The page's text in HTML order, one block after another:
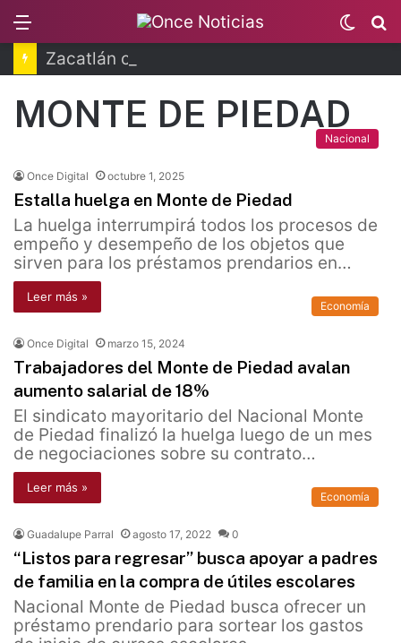
Switch
skin
MONTE DE PIEDAD
Nacional
Once Digital octubre 1, 2025
Estalla huelga en Monte de Piedad
La huelga interrumpirá todos los procesos de
empeño y desempeño de los objetos que
sirven para los préstamos prendarios en…
Leer más »
Economía
Once Digital marzo 15, 2024
Trabajadores del Monte de Piedad avalan
aumento salarial de 18%
El sindicato mayoritario del Nacional Monte
de Piedad finalizó la huelga luego de un mes
de negociaciones sobre su contrato…
Leer más »
Economía
Guadalupe Parral agosto 17, 2022 0
“Listos para regresar” busca apoyar a padres
de familia en la compra de útiles escolares
Nacional Monte de Piedad busca ofrecer un
préstamo prendario para sortear los gastos